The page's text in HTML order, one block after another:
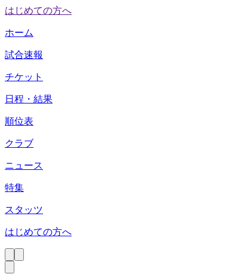
はじめての方へ
ホーム
試合速報
チケット
日程・結果
順位表
クラブ
ニュース
特集
スタッツ
はじめての方へ